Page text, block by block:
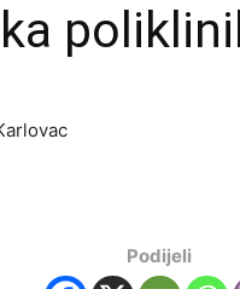
Podijeli